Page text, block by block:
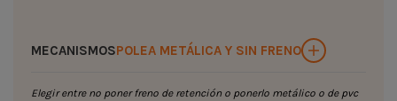
MECANISMOSPOLEA METÁLICA Y SIN FRENO
Elegir entre no poner freno de retención o ponerlo metálico o de pvc